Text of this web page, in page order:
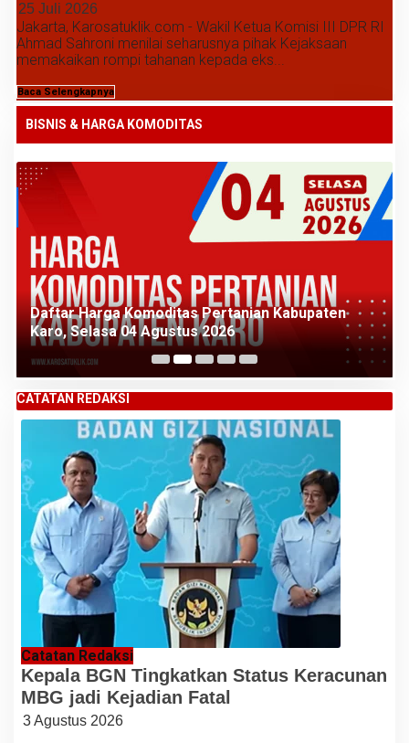
25 Juli 2026
Jakarta, Karosatuklik.com - Wakil Ketua Komisi III DPR RI
Ahmad Sahroni menilai seharusnya pihak Kejaksaan
memakaikan rompi tahanan kepada eks...
Baca Selengkapnya
BISNIS & HARGA KOMODITAS
Daftar Harga Komoditas Pertanian Kabupaten
Karo, Selasa 04 Agustus 2026
CATATAN REDAKSI
Catatan Redaksi
Kepala BGN Tingkatkan Status Keracunan
MBG jadi Kejadian Fatal
3 Agustus 2026